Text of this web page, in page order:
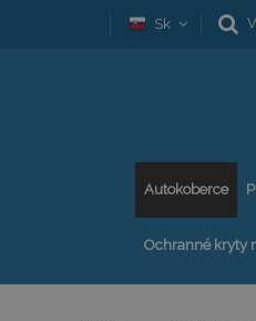
Sk
Autokoberce
Ochranné kryty